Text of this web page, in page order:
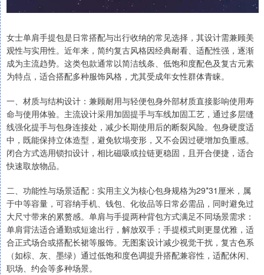
女士单肩手提包是日常搭配与出行收纳的常见选择，其设计需兼顾美
观性与实用性。近年来，简约复古风格因经典耐看、适配性强，逐渐
成为主流趋势。这类包款通常以简洁线条、低饱和度配色及复古元素
为特点，适合搭配多种服饰风格，尤其受成年女性群体青睐。
一、材质与结构设计：兼顾耐用与轻便包身外部材质直接影响使用寿
命与使用体验。主流设计采用加固提手与车线加固工艺，通过多层缝
线强化提手与包身连接处，减少长期使用后的断裂风险。包身硬度适
中，既能保持立体造型，避免软塌变形，又不会因过硬增加负重感。
闭合方式选用锁扣设计，相比磁吸或拉链更稳固，且开合便捷，适合
快速取放物品。
二、功能性与场景适配：实用主义为核心包身规格为29*31厘米，属
于中等容量，可容纳手机、钱包、化妆品等日常必需品，同时避免过
大尺寸带来的累赘感。单肩与手提两种背包方式满足不同场景需求：
单肩背法适合通勤或短途出行，解放双手；手提模式则更显优雅，适
合正式场合或搭配长裙等服饰。无图案设计减少视觉干扰，复古色系
（如棕、灰、墨绿）通过低饱和度色调提升搭配兼容性，适配休闲、
职场、约会等多种场景。